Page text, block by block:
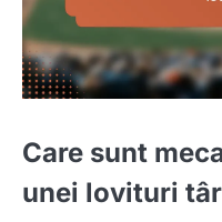
Care sunt
unei lovituri